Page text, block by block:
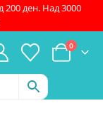
200 ден. Над 3000
0